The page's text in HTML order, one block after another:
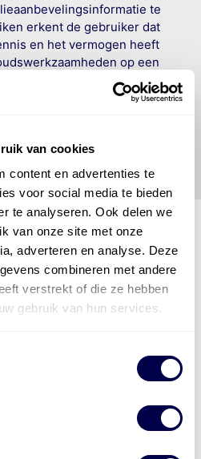
van cookies
content en advertenties te
voor social media te bieden
te analyseren. Ook delen we
van onze site met onze
adverteren en analyse. Deze
combineren met andere
verstrekt of die ze hebben
gebruik van hun services.
te
erkent de gebruiker dat
en het vermogen heeft
op een
manier uit te voeren. Hij/zij
de uitgever en
Den Hartog
gegevens.
Energies
vier divisies